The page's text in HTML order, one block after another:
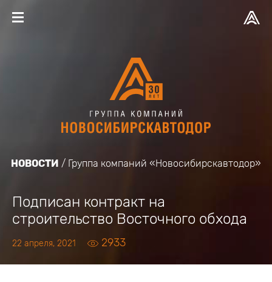
НОВОСТИ Группа компаний «Новосибирскавтодор»
Подписан контракт на
строительство Восточного обхода
22 апреля, 2021 2933